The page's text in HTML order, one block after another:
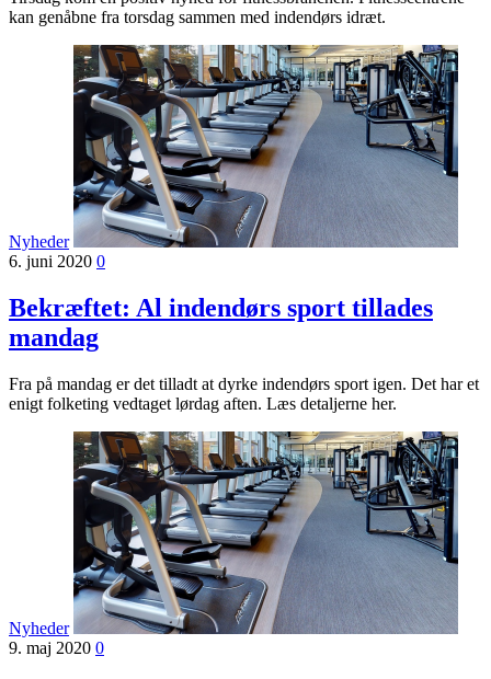
kan genåbne fra torsdag sammen med indendørs idræt.
Nyheder
6. juni 2020 0
Bekræftet: Al indendørs sport tillades
mandag
Fra på mandag er det tilladt at dyrke indendørs sport igen. Det har et
enigt folketing vedtaget lørdag aften. Læs detaljerne her.
Nyheder
9. maj 2020 0